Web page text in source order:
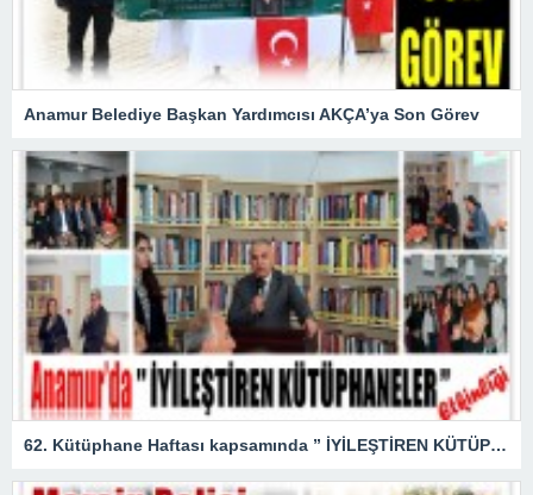
Anamur Belediye Başkan Yardımcısı AKÇA’ya Son Görev
62. Kütüphane Haftası kapsamında ” İYİLEŞTİREN KÜTÜPHANELER ” etkinliği düzenlendi.